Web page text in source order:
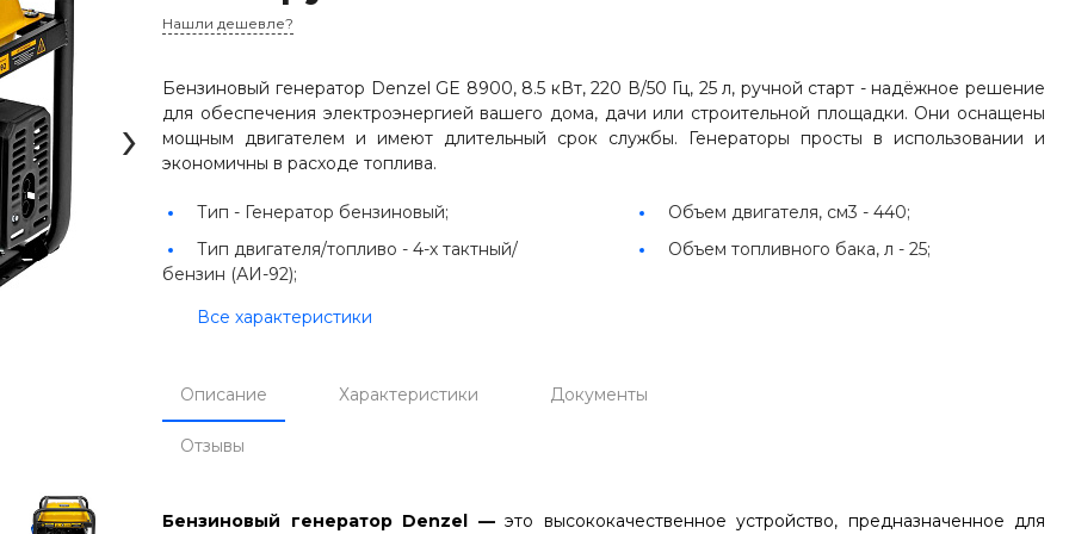
›
Нашли дешевле?
Бензиновый генератор Denzel GE 8900, 8.5 кВт, 220 В/50 Гц, 25 л, ручной старт - надёжное решение
для обеспечения электроэнергией вашего дома, дачи или строительной площадки. Они оснащены
мощным двигателем и имеют длительный срок службы. Генераторы просты в использовании и
экономичны в расходе топлива.
Тип - Генератор бензиновый; Объем двигателя, см3 -440;
Тип двигателя/топливо -4-х тактный/
бензин (АИ-92);
Объем топливного бака, л -25;
Все характеристики
Описание Характеристики Документы
Отзывы
Бензиновый генератор Denzel —это высококачественное устройство, предназначенное для